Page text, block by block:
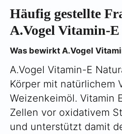
Häufig gestellte
A.Vogel Vitamin-
Was bewirkt A.Vogel
A.Vogel Vitamin-E
Körper mit natürlichem
Weizenkeimöl. Vitamin
Zellen vor oxidativem
und unterstützt damit